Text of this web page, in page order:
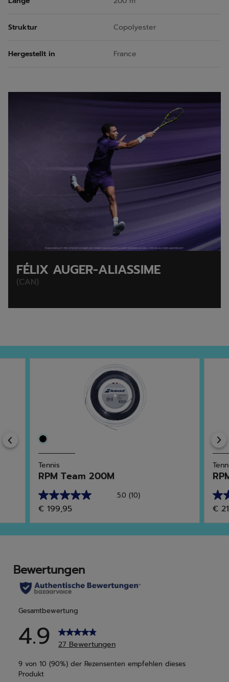
Struktur Copolyester
Hergestellt in France
FÉLIX AUGER-ALIASSIME
(CAN)
Previous
Tennis
RPM Team 200M
5.0 (10)
5.0
von
5
Sternen.
Bewertungen
€ 199,95
4.8
von
5
€